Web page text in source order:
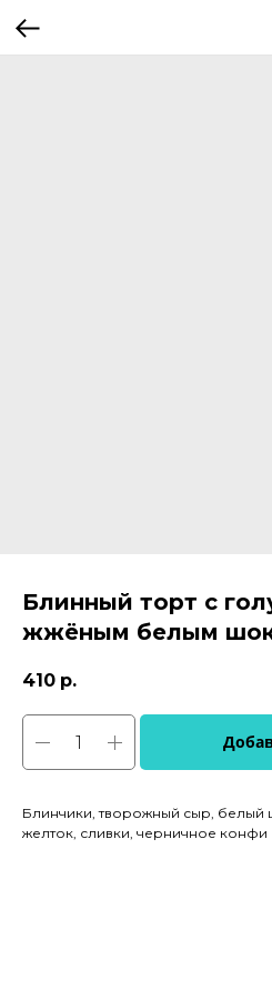
Блинный торт с
жжёным белым
410 р.
Блинчики, творожный сыр, белый
желток, сливки, черничное конфи